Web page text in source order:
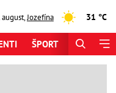
august,Jozefína 31 °C
ŠPORT